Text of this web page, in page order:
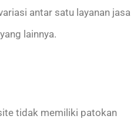
antar satu layanan jasa
lainnya.
tidak memiliki patokan